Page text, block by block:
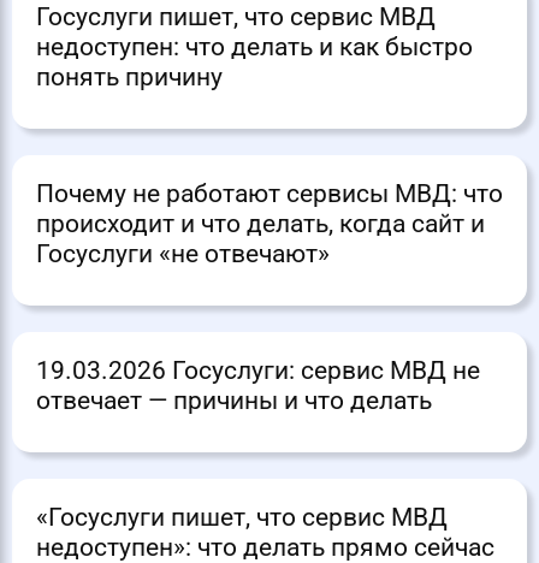
Госуслуги пишет, что сервис МВД
недоступен: что делать и как быстро
понять причину
Почему не работают сервисы МВД: что
происходит и что делать, когда сайт и
Госуслуги «не отвечают»
19.03.2026 Госуслуги: сервис МВД не
отвечает — причины и что делать
«Госуслуги пишет, что сервис МВД
недоступен»: что делать прямо сейчас